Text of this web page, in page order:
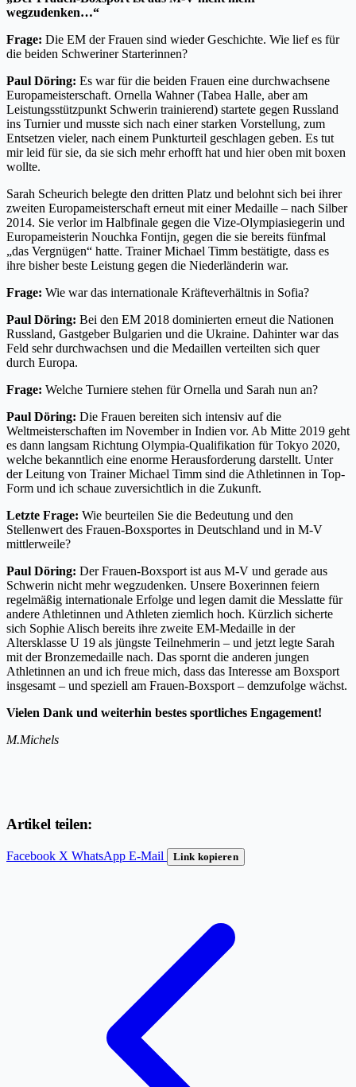
wegzudenken…“
Frage: Die EM der Frauen sind wieder Geschichte. Wie lief es für
die beiden Schweriner Starterinnen?
Paul Döring: Es war für die beiden Frauen eine durchwachsene
Europameisterschaft. Ornella Wahner (Tabea Halle, aber am
Leistungsstützpunkt Schwerin trainierend) startete gegen Russland
ins Turnier und musste sich nach einer starken Vorstellung, zum
Entsetzen vieler, nach einem Punkturteil geschlagen geben. Es tut
mir leid für sie, da sie sich mehr erhofft hat und hier oben mit boxen
wollte.
Sarah Scheurich belegte den dritten Platz und belohnt sich bei ihrer
zweiten Europameisterschaft erneut mit einer Medaille – nach Silber
2014. Sie verlor im Halbfinale gegen die Vize-Olympiasiegerin und
Europameisterin Nouchka Fontijn, gegen die sie bereits fünfmal
„das Vergnügen“ hatte. Trainer Michael Timm bestätigte, dass es
ihre bisher beste Leistung gegen die Niederländerin war.
Frage: Wie war das internationale Kräfteverhältnis in Sofia?
Paul Döring: Bei den EM 2018 dominierten erneut die Nationen
Russland, Gastgeber Bulgarien und die Ukraine. Dahinter war das
Feld sehr durchwachsen und die Medaillen verteilten sich quer
durch Europa.
Frage: Welche Turniere stehen für Ornella und Sarah nun an?
Paul Döring: Die Frauen bereiten sich intensiv auf die
Weltmeisterschaften im November in Indien vor. Ab Mitte 2019 geht
es dann langsam Richtung Olympia-Qualifikation für Tokyo 2020,
welche bekanntlich eine enorme Herausforderung darstellt. Unter
der Leitung von Trainer Michael Timm sind die Athletinnen in Top-
Form und ich schaue zuversichtlich in die Zukunft.
Letzte Frage: Wie beurteilen Sie die Bedeutung und den
Stellenwert des Frauen-Boxsportes in Deutschland und in M-V
mittlerweile?
Paul Döring: Der Frauen-Boxsport ist aus M-V und gerade aus
Schwerin nicht mehr wegzudenken. Unsere Boxerinnen feiern
regelmäßig internationale Erfolge und legen damit die Messlatte für
andere Athletinnen und Athleten ziemlich hoch. Kürzlich sicherte
sich Sophie Alisch bereits ihre zweite EM-Medaille in der
Altersklasse U 19 als jüngste Teilnehmerin – und jetzt legte Sarah
mit der Bronzemedaille nach. Das spornt die anderen jungen
Athletinnen an und ich freue mich, dass das Interesse am Boxsport
insgesamt – und speziell am Frauen-Boxsport – demzufolge wächst.
Vielen Dank und weiterhin bestes sportliches Engagement!
M.Michels
Artikel teilen:
Facebook X WhatsApp E-Mail Link kopieren